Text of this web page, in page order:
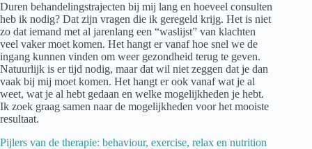
Duren behandelingstrajecten bij mij lang en hoeveel consulten
heb ik nodig? Dat zijn vragen die ik geregeld krijg. Het is niet
zo dat iemand met al jarenlang een “waslijst” van klachten
veel vaker moet komen. Het hangt er vanaf hoe snel we de
ingang kunnen vinden om weer gezondheid terug te geven.
Natuurlijk is er tijd nodig, maar dat wil niet zeggen dat je dan
vaak bij mij moet komen. Het hangt er ook vanaf wat je al
weet, wat je al hebt gedaan en welke mogelijkheden je hebt.
Ik zoek graag samen naar de mogelijkheden voor het mooiste
resultaat.
Pijlers van de therapie: behaviour, exercise, relax en nutrition